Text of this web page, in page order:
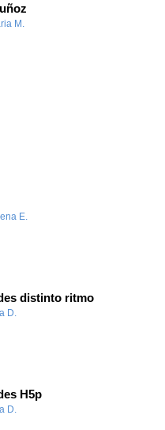
M.
E.
distinto ritmo
D.
H5p
D.